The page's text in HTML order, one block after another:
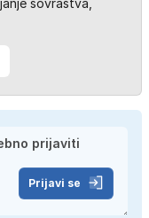
Prijavi se